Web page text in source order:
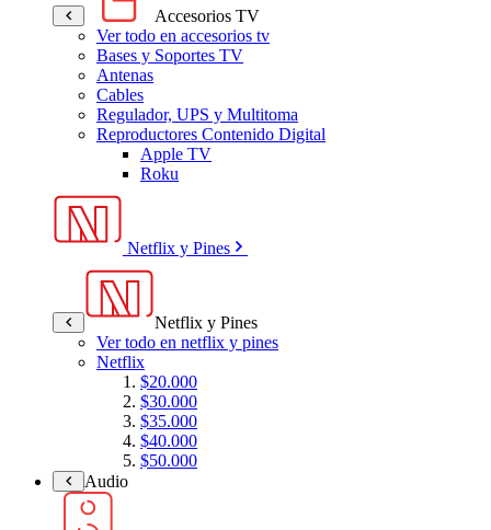
Accesorios TV
Ver todo en accesorios tv
Bases y Soportes TV
Antenas
Cables
Regulador, UPS y Multitoma
Reproductores Contenido Digital
Apple TV
Roku
Netflix y Pines
Netflix y Pines
Ver todo en netflix y pines
Netflix
$20.000
$30.000
$35.000
$40.000
$50.000
Audio